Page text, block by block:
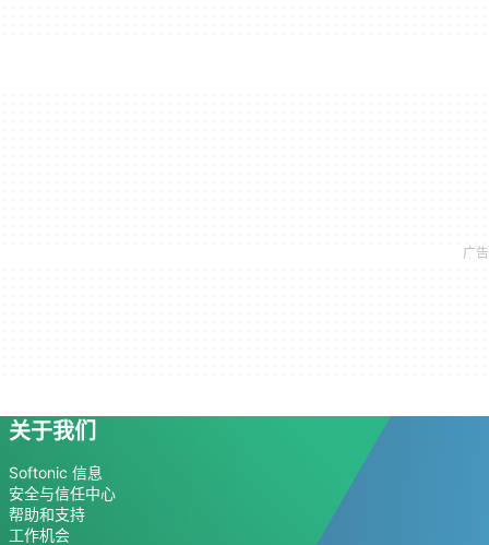
关于我们
Softonic 信息
安全与信任中心
帮助和支持
工作机会